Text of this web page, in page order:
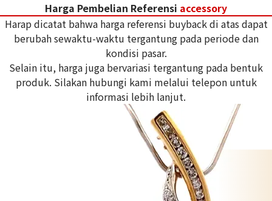
Harga Pembelian Referensi accessory
Harap dicatat bahwa harga referensi buyback di atas dapat
berubah sewaktu-waktu tergantung pada periode dan
kondisi pasar.
Selain itu, harga juga bervariasi tergantung pada bentuk
produk. Silakan hubungi kami melalui telepon untuk
informasi lebih lanjut.